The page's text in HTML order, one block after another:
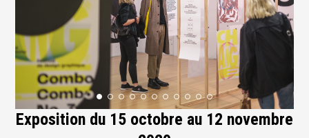
Exposition du 15 octobre au 12 novembre